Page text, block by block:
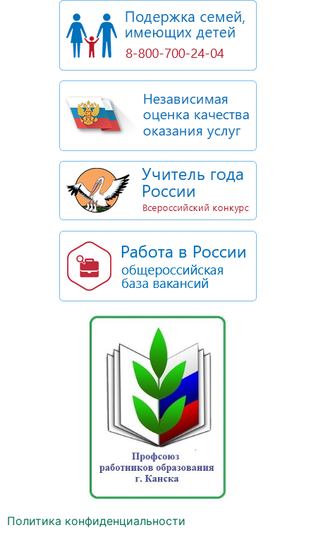
Политика конфиденциальности